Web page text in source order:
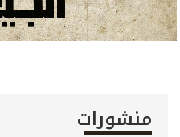
منشورات